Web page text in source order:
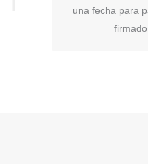
una fecha para